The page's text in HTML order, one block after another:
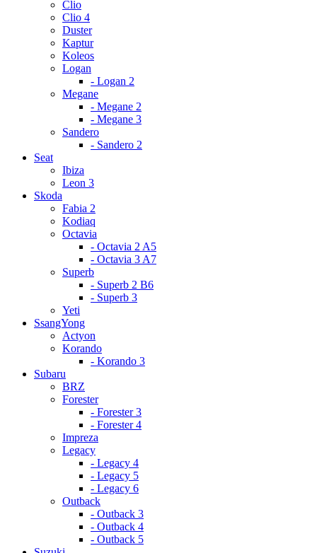
Clio
Clio 4
Duster
Kaptur
Koleos
Logan
- Logan 2
Megane
- Megane 2
- Megane 3
Sandero
- Sandero 2
Seat
Ibiza
Leon 3
Skoda
Fabia 2
Kodiaq
Octavia
- Octavia 2 A5
- Octavia 3 A7
Superb
- Superb 2 B6
- Superb 3
Yeti
SsangYong
Actyon
Korando
- Korando 3
Subaru
BRZ
Forester
- Forester 3
- Forester 4
Impreza
Legacy
- Legacy 4
- Legacy 5
- Legacy 6
Outback
- Outback 3
- Outback 4
- Outback 5